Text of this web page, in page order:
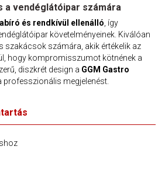
a vendéglátóipar számára
és rendkívül ellenálló , így
követelményeinek. Kiválóan
szakácsok számára, akik értékelik az
hogy kompromisszumot kötnének a
diszkrét design a GGM Gastro
professzionális megjelenést.